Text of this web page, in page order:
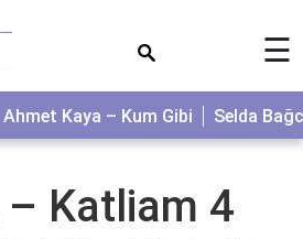
☰
Ahmet Kaya – Kum Gibi Selda
Katliam 4